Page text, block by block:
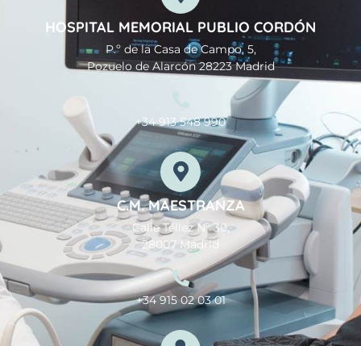
HOSPITAL MEMORIAL PUBLIO CORDÓN
P.º de la Casa de Campo, 5,
Pozuelo de Alarcón 28223 Madrid
+34 913 548 990
C.M. MAESTRANZA
Calle Téllez Nº 30,
28007 Madrid
+34 915 02 03 01